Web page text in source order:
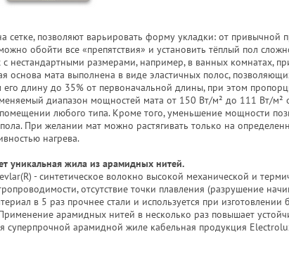
сетке, позволяют варьировать форму укладки: от
обойти все «препятствия» и установить тёплый пол
нестандартными размерами, например, в ванных комнатах,
основа мата выполнена в виде эластичных полос,
его длину до 35% от первоначальной длины, при этом
диапазон мощностей мата от 150 Вт/м² до 111 Вт/м²
любого типа. Кроме того, уменьшение мощности
При желании мат можно растягивать только на
нагрева.
уникальная жила из арамидных нитей.
- синтетическое волокно высокой механической и
отсутствие точки плавления (разрушение
в 5 раз прочнее стали и используется при изготовлении
арамидных нитей в несколько раз повышает
суперпрочной арамидной жиле кабельная продукция